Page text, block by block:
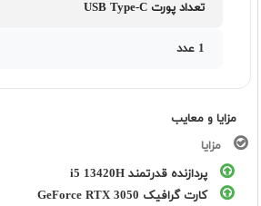
تعداد پورت USB Type-C
1 عدد
مزایا و معایب
مزایا
پردازنده قدرتمند i5 13420H
کارت گرافیک GeForce RTX 3050